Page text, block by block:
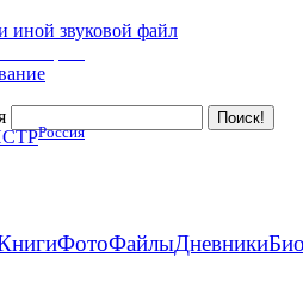
иной звуковой файл
Россия
ФотоФайлыДневники